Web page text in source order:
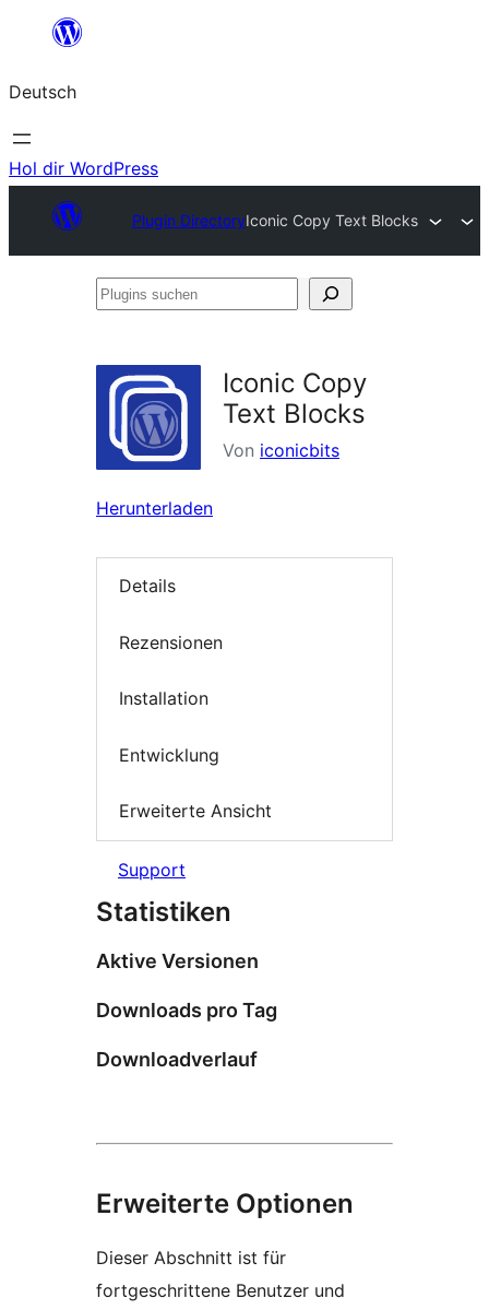
springen
Deutsch
Hol dir WordPress
Plugin DirectoryIconic Copy Text Blocks
Plugins
Iconic Copy
Text Blocks
Von iconicbits
Herunterladen
Details
Rezensionen
Installation
Entwicklung
Erweiterte Ansicht
Support
Statistiken
Aktive Versionen
Downloads pro Tag
Downloadverlauf
Erweiterte Optionen
Dieser Abschnitt ist für
fortgeschrittene Benutzer und